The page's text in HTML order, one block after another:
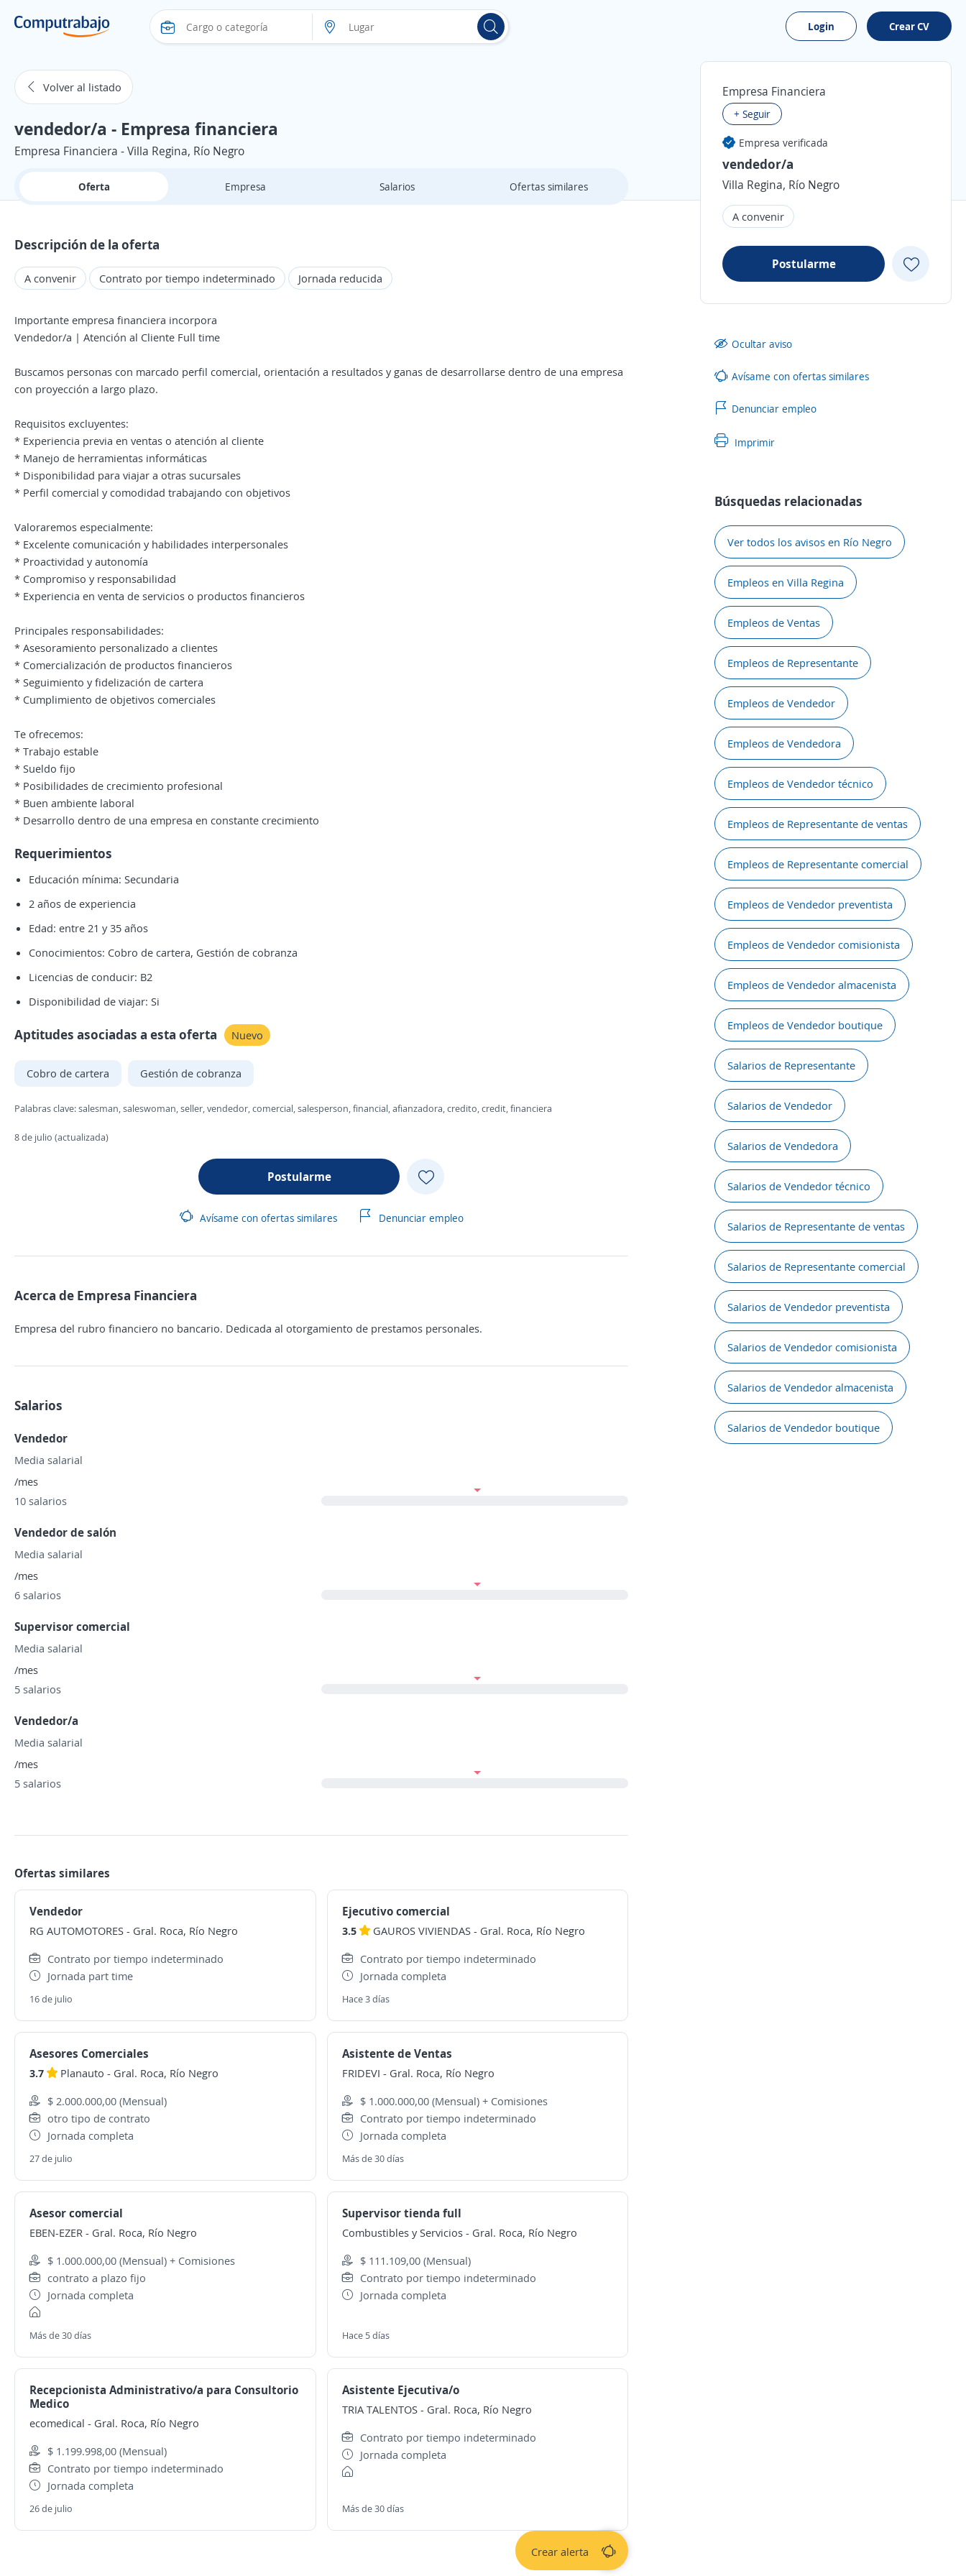
Login Crear CV
Volver al listado
vendedor/a - Empresa financiera
Empresa Financiera - Villa Regina, Río Negro
Oferta Empresa Salarios Ofertas similares
Descripción de la oferta
A convenir Contrato por tiempo indeterminado Jornada reducida
Importante empresa financiera incorpora
Vendedor/a | Atención al Cliente Full time
Buscamos personas con marcado perfil comercial, orientación a resultados y ganas de desarrollarse dentro de una empresa
con proyección a largo plazo.
Requisitos excluyentes:
* Experiencia previa en ventas o atención al cliente
* Manejo de herramientas informáticas
* Disponibilidad para viajar a otras sucursales
* Perfil comercial y comodidad trabajando con objetivos
Valoraremos especialmente:
* Excelente comunicación y habilidades interpersonales
* Proactividad y autonomía
* Compromiso y responsabilidad
* Experiencia en venta de servicios o productos financieros
Principales responsabilidades:
* Asesoramiento personalizado a clientes
* Comercialización de productos financieros
* Seguimiento y fidelización de cartera
* Cumplimiento de objetivos comerciales
Te ofrecemos:
* Trabajo estable
* Sueldo fijo
* Posibilidades de crecimiento profesional
* Buen ambiente laboral
* Desarrollo dentro de una empresa en constante crecimiento
Requerimientos
Educación mínima: Secundaria
2 años de experiencia
Edad: entre 21 y 35 años
Conocimientos: Cobro de cartera, Gestión de cobranza
Licencias de conducir: B2
Disponibilidad de viajar: Si
Aptitudes asociadas a esta oferta Nuevo
Cobro de cartera Gestión de cobranza
Palabras clave: salesman, saleswoman, seller, vendedor, comercial, salesperson, financial, afianzadora, credito, credit, financiera
8 de julio (actualizada)
Postularme
Avísame con ofertas similares Denunciar empleo
Acerca de Empresa Financiera
Empresa del rubro financiero no bancario. Dedicada al otorgamiento de prestamos personales.
Salarios
Vendedor
Media salarial
/mes
10 salarios
Vendedor de salón
Media salarial
/mes
6 salarios
Supervisor comercial
Media salarial
/mes
5 salarios
Vendedor/a
Media salarial
/mes
5 salarios
Ofertas similares
Vendedor
RG AUTOMOTORES - Gral. Roca, Río Negro
Contrato por tiempo indeterminado
Jornada part time
16 de julio
Ejecutivo comercial
3.5 GAUROS VIVIENDAS - Gral. Roca, Río Negro
Contrato por tiempo indeterminado
Jornada completa
Hace 3 días
Asesores Comerciales
3.7 Planauto - Gral. Roca, Río Negro
$ 2.000.000,00 (Mensual)
otro tipo de contrato
Jornada completa
27 de julio
Asistente de Ventas
FRIDEVI - Gral. Roca, Río Negro
$ 1.000.000,00 (Mensual) + Comisiones
Contrato por tiempo indeterminado
Jornada completa
Más de 30 días
Asesor comercial
EBEN-EZER - Gral. Roca, Río Negro
$ 1.000.000,00 (Mensual) + Comisiones
contrato a plazo fijo
Jornada completa
Más de 30 días
Supervisor tienda full
Combustibles y Servicios - Gral. Roca, Río Negro
$ 111.109,00 (Mensual)
Contrato por tiempo indeterminado
Jornada completa
Hace 5 días
Recepcionista Administrativo/a para Consultorio
Medico
ecomedical - Gral. Roca, Río Negro
$ 1.199.998,00 (Mensual)
Contrato por tiempo indeterminado
Jornada completa
26 de julio
Asistente Ejecutiva/o
TRIA TALENTOS - Gral. Roca, Río Negro
Contrato por tiempo indeterminado
Jornada completa
Más de 30 días
Crear alerta
Empresa Financiera
+ Seguir
Empresa verificada
vendedor/a
Villa Regina, Río Negro
A convenir
Postularme
Ocultar aviso
Avísame con ofertas similares
Denunciar empleo
Imprimir
Búsquedas relacionadas
Ver todos los avisos en Río Negro
Empleos en Villa Regina
Empleos de Ventas
Empleos de Representante
Empleos de Vendedor
Empleos de Vendedora
Empleos de Vendedor técnico
Empleos de Representante de ventas
Empleos de Representante comercial
Empleos de Vendedor preventista
Empleos de Vendedor comisionista
Empleos de Vendedor almacenista
Empleos de Vendedor boutique
Salarios de Representante
Salarios de Vendedor
Salarios de Vendedora
Salarios de Vendedor técnico
Salarios de Representante de ventas
Salarios de Representante comercial
Salarios de Vendedor preventista
Salarios de Vendedor comisionista
Salarios de Vendedor almacenista
Salarios de Vendedor boutique